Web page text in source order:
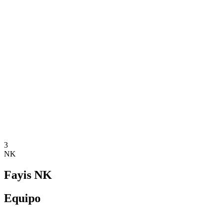
3
NK
Fayis NK
Equipo